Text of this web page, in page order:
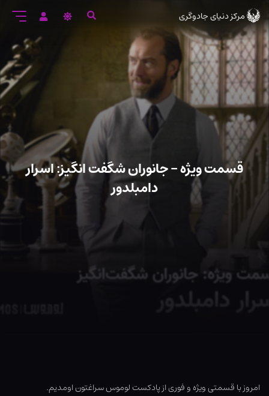
ورود
به
متن
اصلی
مرکز دنیای جادوگری
قسمت ویژه – جانوران شگفت انگیز: اسرار
دامبلدور
امروز با قسمتی ویژه و فوری از پادکست لوموس سراغتون اومدیم.